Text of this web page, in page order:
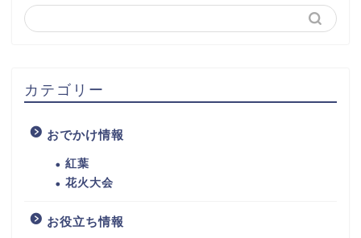
カテゴリー
おでかけ情報
紅葉
花火大会
お役立ち情報